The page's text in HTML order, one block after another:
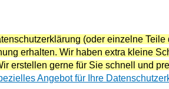
(oder einzelne
erhalten. Wir haben extra kleine
erstellen gerne für Sie schnell und
Angebot für Ihre